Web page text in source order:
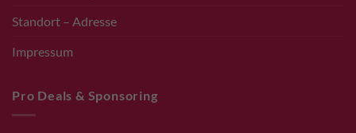
Standort – Adresse
Impressum
Pro Deals & Sponsoring